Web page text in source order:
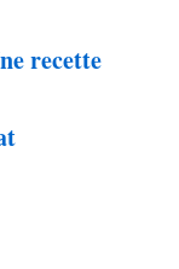
recette